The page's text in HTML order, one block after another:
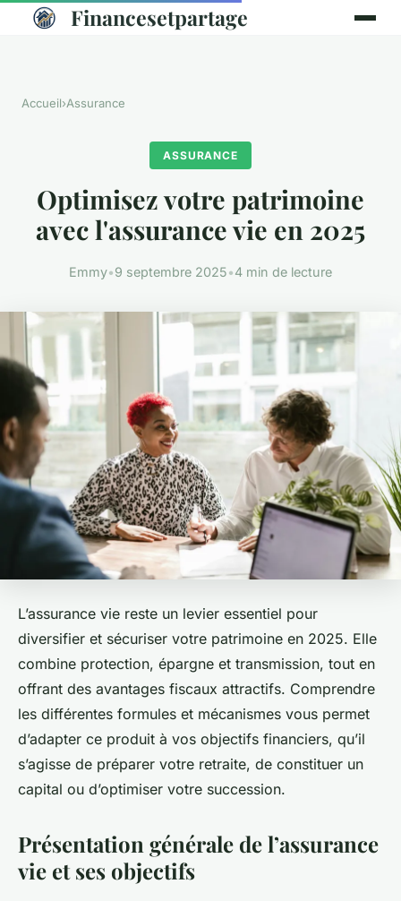
Financesetpartage
Accueil›Assurance
ASSURANCE
Optimisez votre patrimoine
avec l'assurance vie en 2025
Emmy•9 septembre 2025•4 min de lecture
L’assurance vie reste un levier essentiel pour
diversifier et sécuriser votre patrimoine en 2025. Elle
combine protection, épargne et transmission, tout en
offrant des avantages fiscaux attractifs. Comprendre
les différentes formules et mécanismes vous permet
d’adapter ce produit à vos objectifs financiers, qu’il
s’agisse de préparer votre retraite, de constituer un
capital ou d’optimiser votre succession.
Présentation générale de l’assurance
vie et ses objectifs